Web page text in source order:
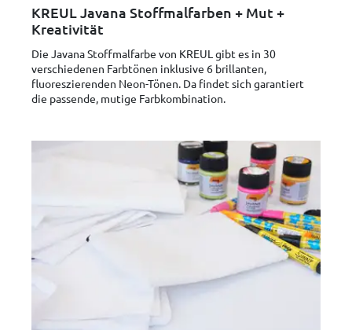
KREUL Javana Stoffmalfarben + Mut +
Kreativität
Die Javana Stoffmalfarbe von KREUL gibt es in 30
verschiedenen Farbtönen inklusive 6 brillanten,
fluoreszierenden Neon-Tönen. Da findet sich garantiert
die passende, mutige Farbkombination.